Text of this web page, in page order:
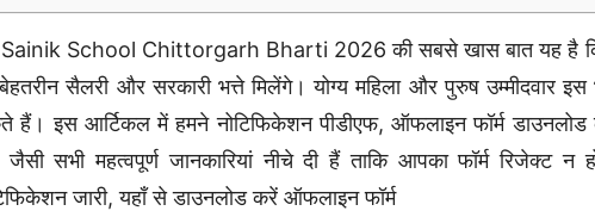
School Chittorgarh Bharti 2026 की सबसे खास बात यह है
सैलरी और सरकारी भत्ते मिलेंगे। योग्य महिला और पुरुष उम्मीदवार
हैं। इस आर्टिकल में हमने नोटिफिकेशन पीडीएफ, ऑफलाइन फॉर्म
जैसी सभी महत्वपूर्ण जानकारियां नीचे दी हैं ताकि आपका फॉर्म
जारी, यहाँ से डाउनलोड करें ऑफलाइन फॉर्म